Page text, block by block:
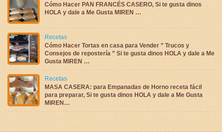
Cómo Hacer PAN FRANCÉS CASERO, Si te gusta dinos
HOLA y dale a Me Gusta MIREN …
Recetas
Cómo Hacer Tortas en casa para Vender ” Trucos y
Consejos de repostería ” Si te gusta dinos HOLA y dale a Me
Gusta MIREN …
Recetas
MASA CASERA: para Empanadas de Horno receta fácil
para preparar, Si te gusta dinos HOLA y dale a Me Gusta
MIREN…